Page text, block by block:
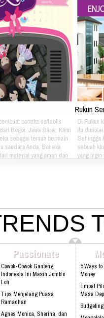
boneka softdolls
Bogor, Jawa Barat. Kami
sebagai teman bermain
saudara Anda. Boneka
material yang aman dan
Addresh: Darmawan
Babakan Madang No. 99
We Bring Happiness
!! Cinta Batik Cinta Negri
Klik Di Sini Untuk Menuju
Rukun
Di Rukun
itu
Sehingga
sebuah
yang ingin
Madang
Passionate
Cowok-Cowok Ganteng
Indonesia Ini Masih Jomblo
Loh
Tips Menjelang Puasa
Ramadhan
Agnes Monica, Sherina, dan
5 Ways
Money
Empat
Masa